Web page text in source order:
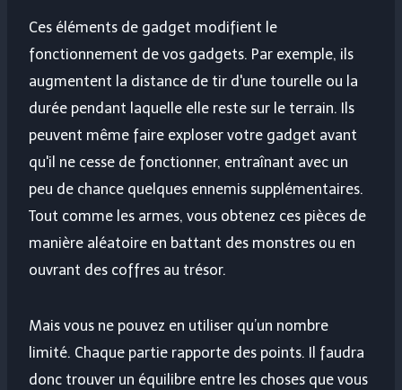
Ces éléments de gadget modifient le
fonctionnement de vos gadgets. Par exemple, ils
augmentent la distance de tir d'une tourelle ou la
durée pendant laquelle elle reste sur le terrain. Ils
peuvent même faire exploser votre gadget avant
qu'il ne cesse de fonctionner, entraînant avec un
peu de chance quelques ennemis supplémentaires.
Tout comme les armes, vous obtenez ces pièces de
manière aléatoire en battant des monstres ou en
ouvrant des coffres au trésor.
Mais vous ne pouvez en utiliser qu’un nombre
limité. Chaque partie rapporte des points. Il faudra
donc trouver un équilibre entre les choses que vous